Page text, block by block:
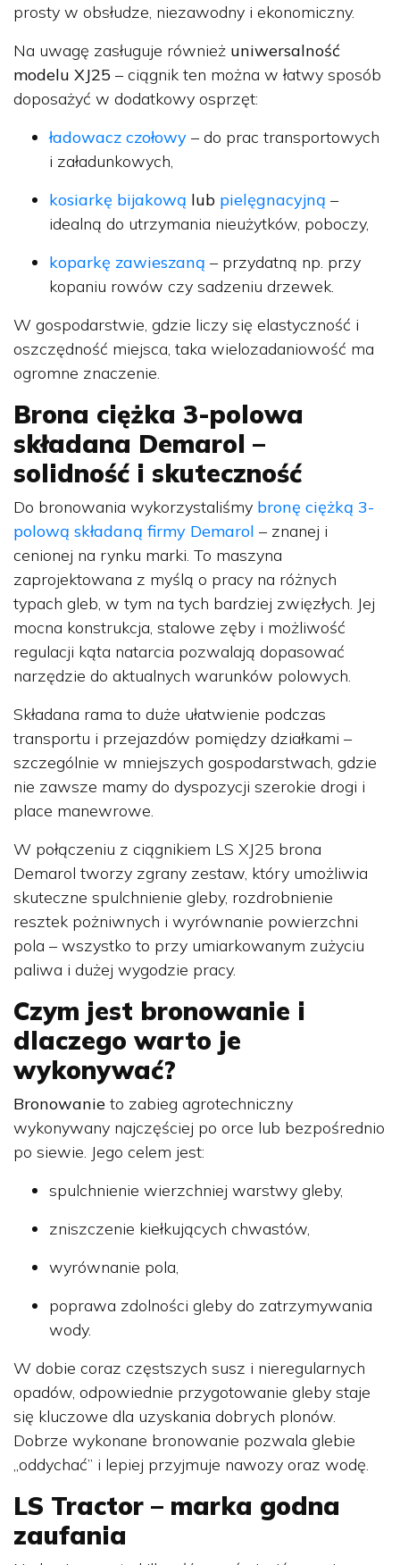
prosty w obsłudze, niezawodny i ekonomiczny.
Na uwagę zasługuje również uniwersalność
modelu XJ25 – ciągnik ten można w łatwy sposób
doposażyć w dodatkowy osprzęt:
ładowacz czołowy – do prac transportowych
i załadunkowych,
kosiarkę bijakową lub pielęgnacyjną –
idealną do utrzymania nieużytków, poboczy,
koparkę zawieszaną – przydatną np. przy
kopaniu rowów czy sadzeniu drzewek.
W gospodarstwie, gdzie liczy się elastyczność i
oszczędność miejsca, taka wielozadaniowość ma
ogromne znaczenie.
Brona ciężka 3-polowa
składana Demarol –
solidność i skuteczność
Do bronowania wykorzystaliśmy bronę ciężką 3-
polową składaną firmy Demarol – znanej i
cenionej na rynku marki. To maszyna
zaprojektowana z myślą o pracy na różnych
typach gleb, w tym na tych bardziej zwięzłych. Jej
mocna konstrukcja, stalowe zęby i możliwość
regulacji kąta natarcia pozwalają dopasować
narzędzie do aktualnych warunków polowych.
Składana rama to duże ułatwienie podczas
transportu i przejazdów pomiędzy działkami –
szczególnie w mniejszych gospodarstwach, gdzie
nie zawsze mamy do dyspozycji szerokie drogi i
place manewrowe.
W połączeniu z ciągnikiem LS XJ25 brona
Demarol tworzy zgrany zestaw, który umożliwia
skuteczne spulchnienie gleby, rozdrobnienie
resztek pożniwnych i wyrównanie powierzchni
pola – wszystko to przy umiarkowanym zużyciu
paliwa i dużej wygodzie pracy.
Czym jest bronowanie i
dlaczego warto je
wykonywać?
Bronowanie to zabieg agrotechniczny
wykonywany najczęściej po orce lub bezpośrednio
po siewie. Jego celem jest:
spulchnienie wierzchniej warstwy gleby,
zniszczenie kiełkujących chwastów,
wyrównanie pola,
poprawa zdolności gleby do zatrzymywania
wody.
W dobie coraz częstszych susz i nieregularnych
opadów, odpowiednie przygotowanie gleby staje
się kluczowe dla uzyskania dobrych plonów.
Dobrze wykonane bronowanie pozwala glebie
„oddychać” i lepiej przyjmuje nawozy oraz wodę.
LS Tractor – marka godna
zaufania